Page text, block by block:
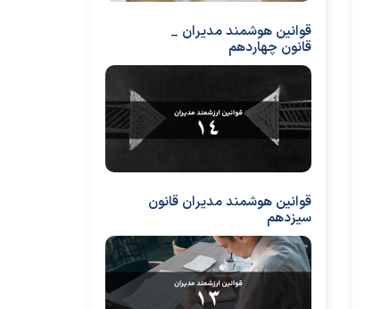
قوانین هوشمند مدیران _
قانون چهاردهم
قوانین هوشمند مدیران قانون
سیزدهم